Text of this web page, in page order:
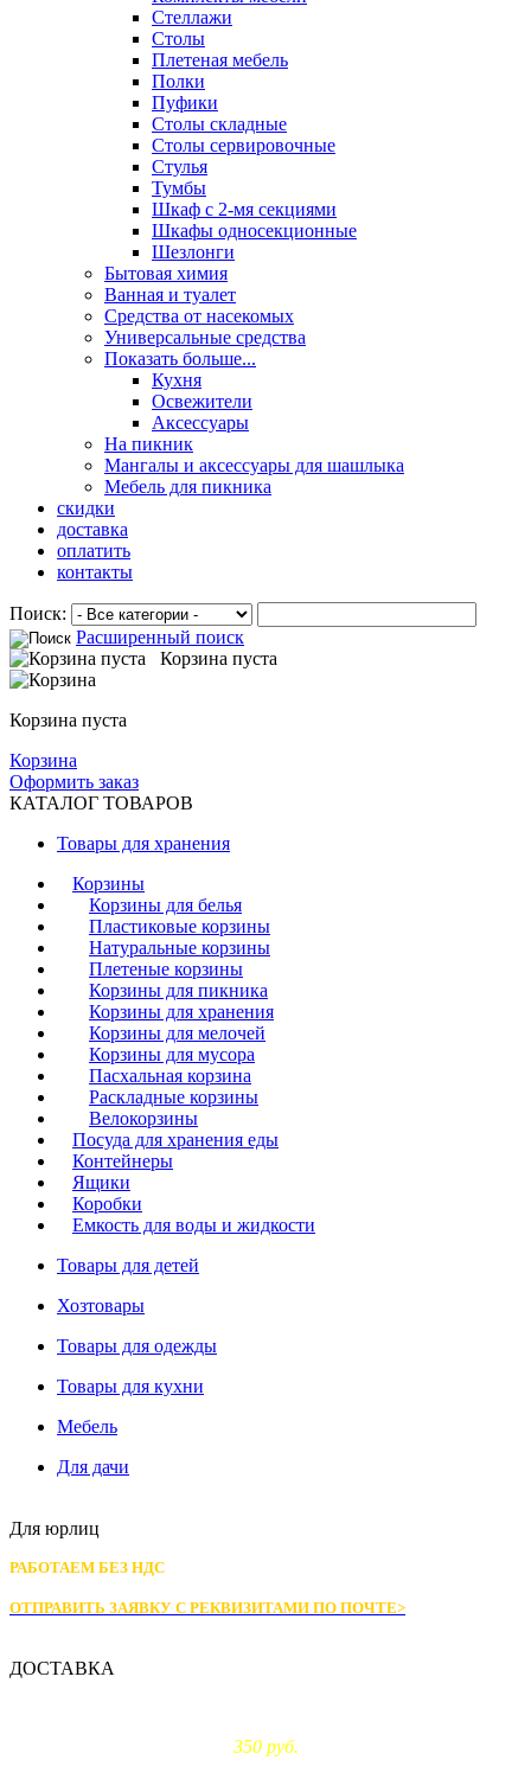
Стеллажи
Столы
Плетеная мебель
Полки
Пуфики
Столы складные
Столы сервировочные
Стулья
Тумбы
Шкаф с 2-мя секциями
Шкафы односекционные
Шезлонги
Бытовая химия
Ванная и туалет
Средства от насекомых
Универсальные средства
Показать больше...
Кухня
Освежители
Аксессуары
На пикник
Мангалы и аксессуары для шашлыка
Мебель для пикника
скидки
доставка
оплатить
контакты
Поиск:
Расширенный поиск
Корзина пуста
Корзина пуста
Корзина
Оформить заказ
КАТАЛОГ ТОВАРОВ
Товары для хранения
Корзины
Корзины для белья
Пластиковые корзины
Натуральные корзины
Плетеные корзины
Корзины для пикника
Корзины для хранения
Корзины для мелочей
Корзины для мусора
Пасхальная корзина
Раскладные корзины
Велокорзины
Посуда для хранения еды
Контейнеры
Ящики
Коробки
Емкость для воды и жидкости
Товары для детей
Хозтовары
Товары для одежды
Товары для кухни
Мебель
Для дачи
Для юрлиц
РАБОТАЕМ БЕЗ НДС
ОТПРАВИТЬ ЗАЯВКУ С РЕКВИЗИТАМИ ПО ПОЧТЕ>
ДОСТАВКА
350 руб.